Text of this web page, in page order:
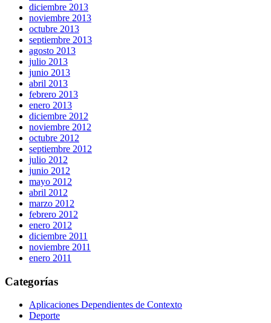
diciembre 2013
noviembre 2013
octubre 2013
septiembre 2013
agosto 2013
julio 2013
junio 2013
abril 2013
febrero 2013
enero 2013
diciembre 2012
noviembre 2012
octubre 2012
septiembre 2012
julio 2012
junio 2012
mayo 2012
abril 2012
marzo 2012
febrero 2012
enero 2012
diciembre 2011
noviembre 2011
enero 2011
Categorías
Aplicaciones Dependientes de Contexto
Deporte